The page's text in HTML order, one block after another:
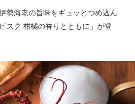
勢海老の旨味をギュッとつめ込ん
スク 柑橘の香りとともに」が登